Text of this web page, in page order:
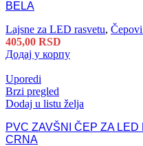
BELA
Lajsne za LED rasvetu,
405,00 RSD
Додај у корпу
Uporedi
Brzi pregled
Dodaj u listu želja
PVC ZAVŠNI ČEP ZA
CRNA